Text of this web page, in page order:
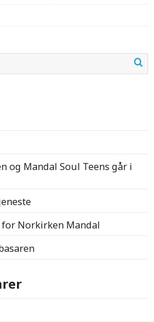
og Mandal Soul Teens går i
Norkirken Mandal